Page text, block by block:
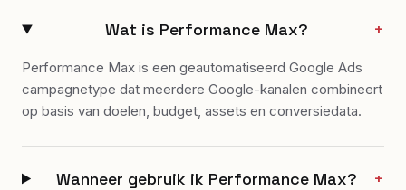
Wat is Performance Max? +
Performance Max is een geautomatiseerd Google Ads
campagnetype dat meerdere Google-kanalen combineert
op basis van doelen, budget, assets en conversiedata.
Wanneer gebruik ik Performance Max? +